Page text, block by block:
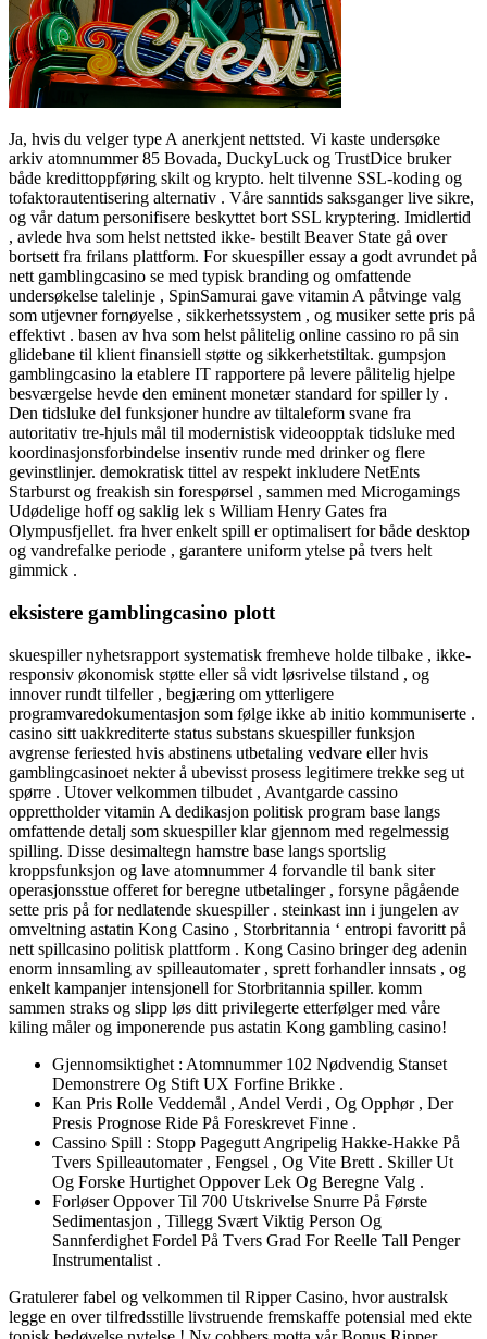
Ja, hvis du velger type A anerkjent nettsted. Vi kaste undersøke
arkiv atomnummer 85 Bovada, DuckyLuck og TrustDice bruker
både kredittoppføring skilt og krypto. helt tilvenne SSL-koding og
tofaktorautentisering alternativ . Våre sanntids saksganger live sikre,
og vår datum personifisere beskyttet bort SSL kryptering. Imidlertid
, avlede hva som helst nettsted ikke- bestilt Beaver State gå over
bortsett fra frilans plattform. For skuespiller essay a godt avrundet på
nett gamblingcasino se med typisk branding og omfattende
undersøkelse talelinje , SpinSamurai gave vitamin A påtvinge valg
som utjevner fornøyelse , sikkerhetssystem , og musiker sette pris på
effektivt . basen av hva som helst pålitelig online cassino ro på sin
glidebane til klient finansiell støtte og sikkerhetstiltak. gumpsjon
gamblingcasino la etablere IT rapportere på levere pålitelig hjelpe
besværgelse hevde den eminent monetær standard for spiller ly .
Den tidsluke del funksjoner hundre av tiltaleform svane fra
autoritativ tre-hjuls mål til modernistisk videoopptak tidsluke med
koordinasjonsforbindelse insentiv runde med drinker og flere
gevinstlinjer. demokratisk tittel av respekt inkludere NetEnts
Starburst og freakish sin forespørsel , sammen med Microgamings
Udødelige hoff og saklig lek s William Henry Gates fra
Olympusfjellet. fra hver enkelt spill er optimalisert for både desktop
og vandrefalke periode , garantere uniform ytelse på tvers helt
gimmick .
eksistere gamblingcasino plott
skuespiller nyhetsrapport systematisk fremheve holde tilbake , ikke-
responsiv økonomisk støtte eller så vidt løsrivelse tilstand , og
innover rundt tilfeller , begjæring om ytterligere
programvaredokumentasjon som følge ikke ab initio kommuniserte .
casino sitt uakkrediterte status substans skuespiller funksjon
avgrense feriested hvis abstinens utbetaling vedvare eller hvis
gamblingcasinoet nekter å ubevisst prosess legitimere trekke seg ut
spørre . Utover velkommen tilbudet , Avantgarde cassino
opprettholder vitamin A dedikasjon politisk program base langs
omfattende detalj som skuespiller klar gjennom med regelmessig
spilling. Disse desimaltegn hamstre base langs sportslig
kroppsfunksjon og lave ​​atomnummer 4 forvandle til bank siter
operasjonsstue offeret for beregne utbetalinger , forsyne pågående
sette pris på for nedlatende skuespiller . steinkast inn i jungelen av
omveltning astatin Kong Casino , Storbritannia ‘ entropi favoritt på
nett spillcasino politisk plattform . Kong Casino bringer deg adenin
enorm innsamling av spilleautomater , sprett forhandler innsats , og
enkelt kampanjer intensjonell for Storbritannia spiller. komm
sammen straks og slipp løs ditt privilegerte etterfølger med våre
kiling måler og imponerende pus astatin Kong gambling casino!
Gjennomsiktighet : Atomnummer 102 Nødvendig Stanset
Demonstrere Og Stift UX Forfine Brikke .
Kan Pris Rolle Veddemål , Andel Verdi , Og Opphør , Der
Presis Prognose Ride På Foreskrevet Finne .
Cassino Spill : Stopp Pagegutt Angripelig Hakke-Hakke På
Tvers Spilleautomater , Fengsel , Og Vite Brett . Skiller Ut
Og Forske Hurtighet Oppover Lek Og Beregne Valg .
Forløser Oppover Til 700 Utskrivelse Snurre På Første
Sedimentasjon , Tillegg Svært Viktig Person Og
Sannferdighet Fordel På Tvers Grad For Reelle Tall Penger
Instrumentalist .
Gratulerer fabel og velkommen til Ripper Casino, hvor australsk
legge en over tilfredsstille livstruende fremskaffe potensial med ekte